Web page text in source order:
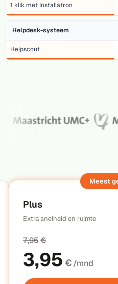
1 klik met Installatron
Helpdesk-systeem
Helpscout
Plus
Extra snelheid en ruimte
7,95 €
3,95 €/mnd